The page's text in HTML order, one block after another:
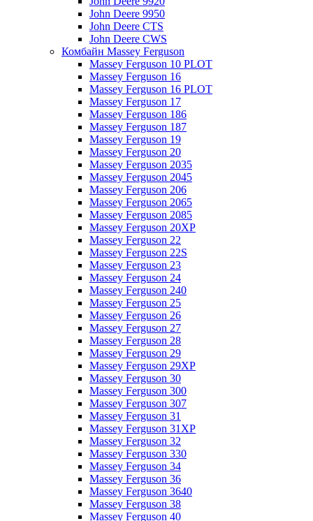
John Deere 9950
John Deere CTS
John Deere CWS
Комбайн Massey Ferguson
Massey Ferguson 10 PLOT
Massey Ferguson 16
Massey Ferguson 16 PLOT
Massey Ferguson 17
Massey Ferguson 186
Massey Ferguson 187
Massey Ferguson 19
Massey Ferguson 20
Massey Ferguson 2035
Massey Ferguson 2045
Massey Ferguson 206
Massey Ferguson 2065
Massey Ferguson 2085
Massey Ferguson 20XP
Massey Ferguson 22
Massey Ferguson 22S
Massey Ferguson 23
Massey Ferguson 24
Massey Ferguson 240
Massey Ferguson 25
Massey Ferguson 26
Massey Ferguson 27
Massey Ferguson 28
Massey Ferguson 29
Massey Ferguson 29XP
Massey Ferguson 30
Massey Ferguson 300
Massey Ferguson 307
Massey Ferguson 31
Massey Ferguson 31XP
Massey Ferguson 32
Massey Ferguson 330
Massey Ferguson 34
Massey Ferguson 36
Massey Ferguson 3640
Massey Ferguson 38
Massey Ferguson 40